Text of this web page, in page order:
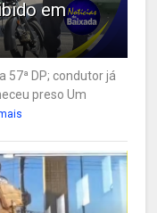
em
57ª DP; condutor já
preso Um